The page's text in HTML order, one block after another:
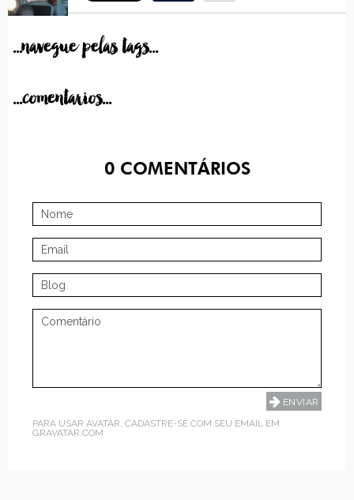
...navegue pelas tags...
...comentarios...
0COMENTÁRIOS
PARA USAR AVATAR, CADASTRE-SE COM SEU EMAIL EM
GRAVATAR.COM